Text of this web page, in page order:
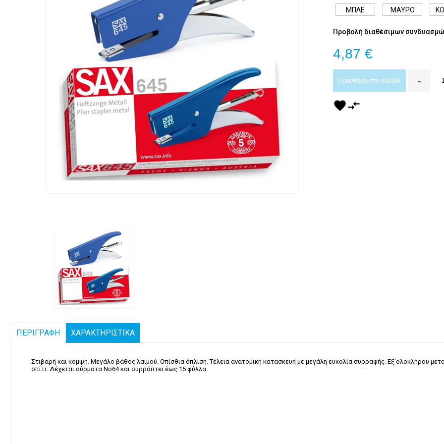
ΜΠΛΕ
ΜΑΥΡΟ
Προβολή διαθέσιμων
4,87 €
Προσθήκη στο καλάθι -
favoritecompare_arrows
ΠΕΡΙΓΡΑΦΗ ΧΑΡΑΚΤΗΡΙΣΤΙΚΑ
Στιβαρή και κομψή. Μεγάλο βάθος λαιμού. Οπίσθια όπλιση. Τέλεια ανατομική κατασκευή με μεγάλη ευκολία συρραφής. Εξ΄ολοκλήρου
σπίτι. Δέχεται σύρματα Νο64 και συρράπτει έως 15 φύλλα.